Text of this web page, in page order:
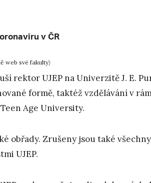
v ČR
web své fakulty〉
rektor UJEP na Univerzitě J. E.
formě, taktéž vzdělávání v
Age University.
obřady. Zrušeny jsou také
UJEP.